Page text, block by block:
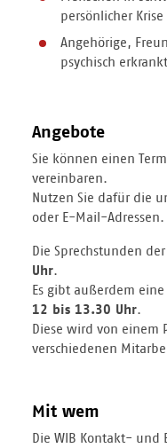
persönlicher Krise
Angehörige,
psychisch
Angebote
Sie können einen
vereinbaren.
Nutzen Sie dafür die
oder E-Mail-Adressen.
Die Sprechstunden
Uhr.
Es gibt außerdem
12 bis 13.30 Uhr.
Diese wird von einem
verschiedenen
Mit wem
Die WIB Kontakt- und